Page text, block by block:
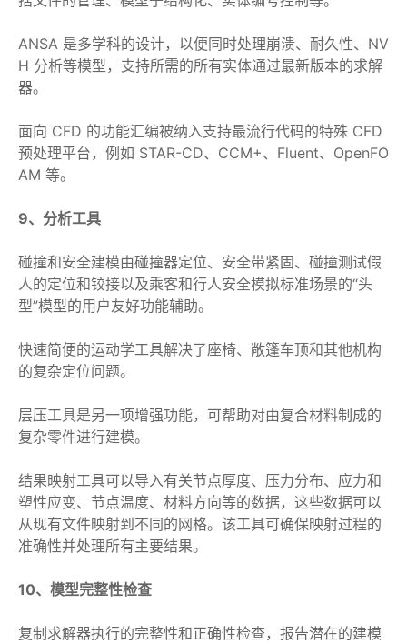
ANSA 是多学科的设计，以便同时处理崩溃、耐久性、NV
H 分析等模型，支持所需的所有实体通过最新版本的求解
器。
面向 CFD 的功能汇编被纳入支持最流行代码的特殊 CFD
预处理平台，例如 STAR-CD、CCM+、Fluent、OpenFO
AM 等。
9、分析工具
碰撞和安全建模由碰撞器定位、安全带紧固、碰撞测试假
人的定位和铰接以及乘客和行人安全模拟标准场景的“头
型”模型的用户友好功能辅助。
快速简便的运动学工具解决了座椅、敞篷车顶和其他机构
的复杂定位问题。
层压工具是另一项增强功能，可帮助对由复合材料制成的
复杂零件进行建模。
结果映射工具可以导入有关节点厚度、压力分布、应力和
塑性应变、节点温度、材料方向等的数据，这些数据可以
从现有文件映射到不同的网格。该工具可确保映射过程的
准确性并处理所有主要结果。
10、模型完整性检查
复制求解器执行的完整性和正确性检查，报告潜在的建模